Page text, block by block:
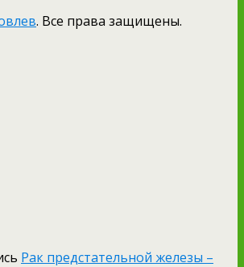
. Все права защищены.
Рак предстательной железы –